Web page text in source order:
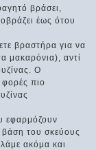
βράσει,
έως ότου
βραστήρα για να
μακαρόνια), αντί
Ο
πιο
εφαρμόζουν
βάση του σκεύους
ακόμα και